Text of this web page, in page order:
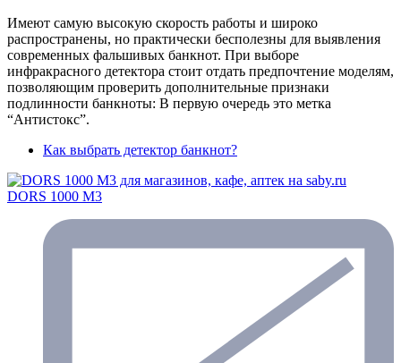
Имеют самую высокую скорость работы и широко
распространены, но практически бесполезны для выявления
современных фальшивых банкнот. При выборе
инфракрасного детектора стоит отдать предпочтение моделям,
позволяющим проверить дополнительные признаки
подлинности банкноты: В первую очередь это метка
“Антистокс”.
Как выбрать детектор банкнот?
DORS 1000 М3